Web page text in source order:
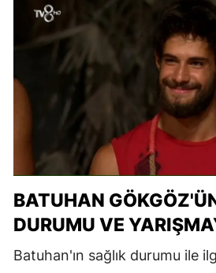
BATUHAN
DURUMU VE
Batuhan'ın sağlık durumu ile